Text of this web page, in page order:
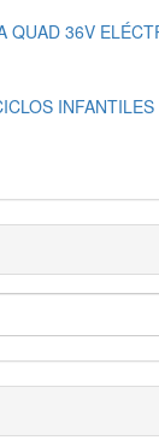
QUAD 36V
INFANTILES